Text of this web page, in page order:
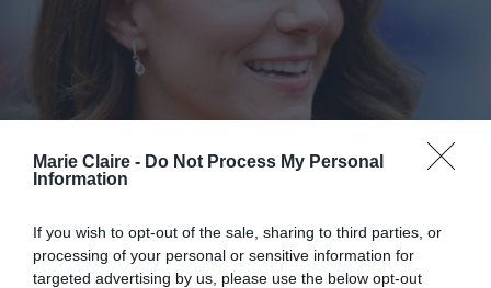
Marie Claire - Do Not Process My Personal
Information
If you wish to opt-out of the sale, sharing to third parties, or
processing of your personal or sensitive information for
targeted advertising by us, please use the below opt-out
Τα σκουλαρίκια της Kate Middleton στη νέα της
αρχαιοελληνική μυθολογία